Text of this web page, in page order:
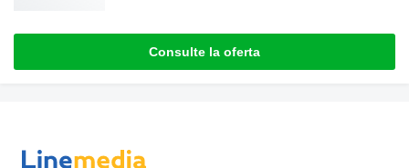
Consulte la oferta